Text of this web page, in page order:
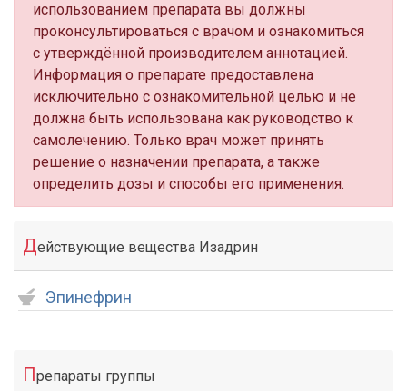
использованием препарата вы должны
проконсультироваться с врачом и ознакомиться
с утверждённой производителем аннотацией.
Информация о препарате предоставлена
исключительно с ознакомительной целью и не
должна быть использована как руководство к
самолечению. Только врач может принять
решение о назначении препарата, а также
определить дозы и способы его применения.
Действующие вещества Изадрин
Эпинефрин
Препараты группы